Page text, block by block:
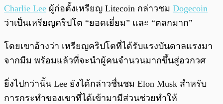
Charlie Lee ผู้ก่อตั้งเหรียญ Litecoin กล่าวชม Dogecoin
ว่าเป็นเหรียญคริปโต “ยอดเยี่ยม” และ “ตลกมาก”
โดยเขาอ้างว่า เหรียญคริปโตที่ได้รับแรงบันดาลแรงมา
จากมีม พร้อมแล้วที่จะนำผู้คนจำนวนมากขึ้นสู่อวกวศ
ยิ่งไปกว่านั้น Lee ยังได้กล่าวชื่นชม Elon Musk สำหรับ
การกระทำของเขาที่ได้เข้ามามีส่วนช่วยทำให้